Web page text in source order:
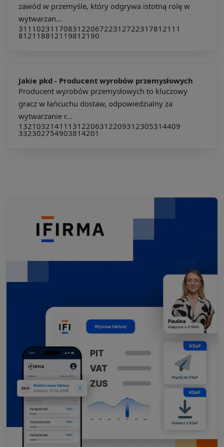
zawód w przemyśle, który odgrywa istotną rolę w
wytwarzan...
311102311708312206722312722317812111
812118812119812190
Jakie pkd - Producent wyrobów przemysłowych
Producent wyrobów przemysłowych to kluczowy
gracz w łańcuchu dostaw, odpowiedzialny za
wytwarzanie r...
132103214111312206312209312305314409
332302754903814201